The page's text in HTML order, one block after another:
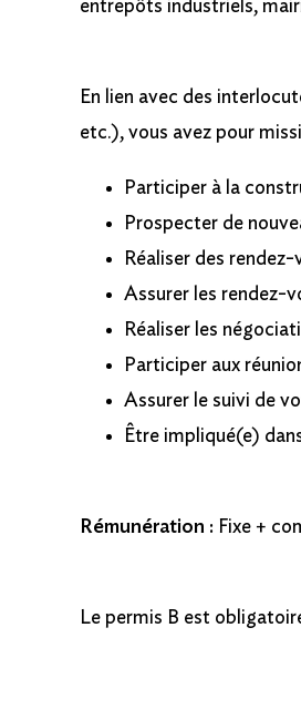
entrepôts industriels,
En lien avec des
etc.), vous avez pour
Participer à la
Prospecter de
Réaliser des
Assurer les rendez-
Réaliser les
Participer aux
Assurer le suivi de
Être impliqué(e)
Rémunération : Fixe +
Le permis B est